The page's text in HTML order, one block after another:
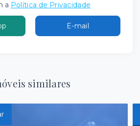
a Política de Privacidade
E-mail
similares